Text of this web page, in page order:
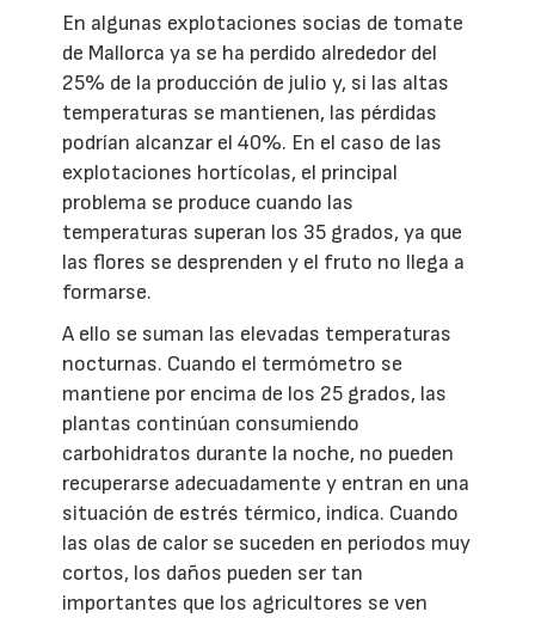
En algunas explotaciones socias de tomate
de Mallorca ya se ha perdido alrededor del
25% de la producción de julio y, si las altas
temperaturas se mantienen, las pérdidas
podrían alcanzar el 40%. En el caso de las
explotaciones hortícolas, el principal
problema se produce cuando las
temperaturas superan los 35 grados, ya que
las flores se desprenden y el fruto no llega a
formarse.
A ello se suman las elevadas temperaturas
nocturnas. Cuando el termómetro se
mantiene por encima de los 25 grados, las
plantas continúan consumiendo
carbohidratos durante la noche, no pueden
recuperarse adecuadamente y entran en una
situación de estrés térmico, indica. Cuando
las olas de calor se suceden en periodos muy
cortos, los daños pueden ser tan
importantes que los agricultores se ven